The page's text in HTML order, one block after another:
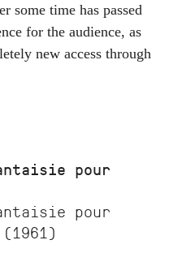
some time has passed
for the audience, as
new access through
pour
pour